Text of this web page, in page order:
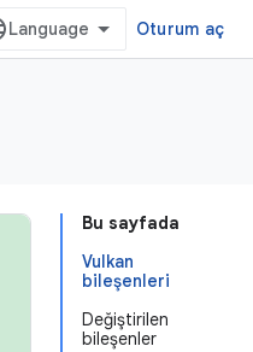
Oturum aç
Bu sayfada
Vulkan
bileşenleri
Değiştirilen
bileşenler